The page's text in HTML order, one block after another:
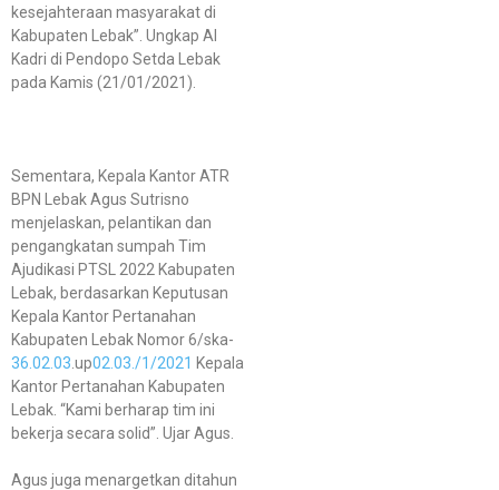
kesejahteraan masyarakat di
Kabupaten Lebak”. Ungkap Al
Kadri di Pendopo Setda Lebak
pada Kamis (21/01/2021).
Sementara, Kepala Kantor ATR
BPN Lebak Agus Sutrisno
menjelaskan, pelantikan dan
pengangkatan sumpah Tim
Ajudikasi PTSL 2022 Kabupaten
Lebak, berdasarkan Keputusan
Kepala Kantor Pertanahan
Kabupaten Lebak Nomor 6/ska-
36.02.03 .up02.03./1/2021 Kepala
Kantor Pertanahan Kabupaten
Lebak. “Kami berharap tim ini
bekerja secara solid”. Ujar Agus.
Agus juga menargetkan ditahun